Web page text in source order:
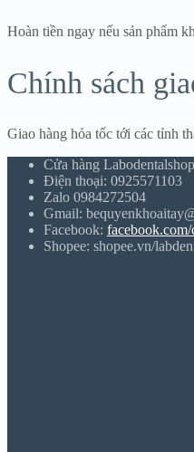
Hoàn tiền ngay nếu sản phẩm
Chính sách
Giao hàng hỏa tốc tới các tỉnh
Cửa hàng Labodentalshop
Điện thoại: 0925571103
Zalo 0984272504
Gmail:
Facebook:
Shopee: shopee.vn/